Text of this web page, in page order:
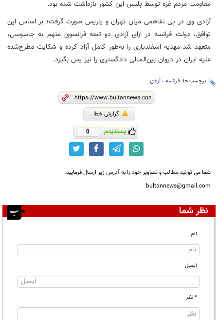
مقاومت مردم غزه توسط پلیس این کشور بازداشت شده بود.
آزادی وی در پی تفاهمی میان تهران و پاریس صورت گرفت؛ بر اساس این
توافق، دولت فرانسه در ازای آزادی دو تبعه فرانسوی متهم به جاسوسی،
متعهد شد مهدیه اسفندیاری را به‌طور کامل آزاد کرده و شکایت مطرح‌شده
علیه ایران در دیوان بین‌المللی دادگستری را نیز پس بگیرد.
برچسب ها: فرانسه ،آزادی
گزارش خطا
پسندیدم 0
شما می توانید مطالب و تصاویر خود را به آدرس زیر ارسال فرمایید.
bultannews@gmail.com
نظر شما
نام
ایمیل
* نظر